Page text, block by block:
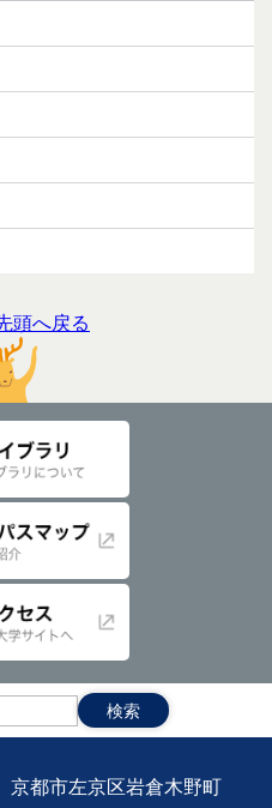
頭へ戻る
都市左京区岩倉木野町